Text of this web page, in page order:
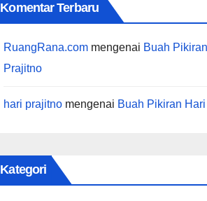
Komentar Terbaru
RuangRana.com mengenai Buah
Prajitno
hari prajitno mengenai Buah Pikiran
Kategori